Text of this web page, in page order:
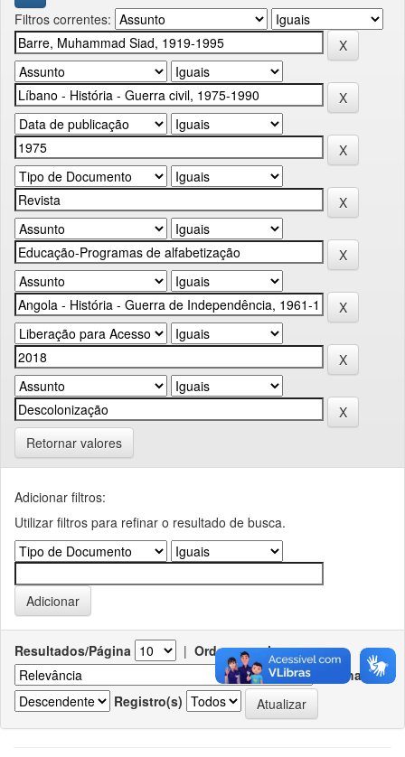
Filtros correntes:
Retornar valores
Adicionar filtros:
Utilizar filtros para refinar o resultado de busca.
Resultados/Página | Ordenar registros por
Ordenar
Registro(s)